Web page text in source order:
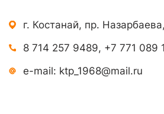
г. Костанай, пр.
8 714 257 9489, +7 771 089
e-mail: ktp_1968@mail.ru